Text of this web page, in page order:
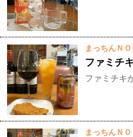
まっちんＮＯ
ファミチ
ファミチキ
まっちんＮＯ